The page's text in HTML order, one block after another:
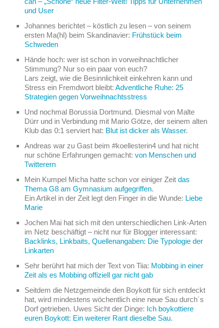
und User
Johannes berichtet – köstlich zu lesen – von seinem
ersten Ma(hl) beim Skandinavier: Frühstück beim
Schweden
Hände hoch: wer ist schon in vorweihnachtlicher
Stimmung? Nur so ein paar von euch?
Lars zeigt, wie die Besinnlichkeit einkehren kann und
Stress ein Fremdwort bleibt: Adventliche Ruhe: 25
Strategien gegen Vorweihnachtsstress
Und nochmal Borussia Dortmund. Diesmal von Malte
Dürr und in Verbindung mit Mario Götze, der seinem alten
Klub das 0:1 serviert hat: Blut ist dicker als Wasser.
Andreas war zu Gast beim #koellesterin4 und hat nicht
nur schöne Erfahrungen gemacht: von Menschen und
Twitterern
Mein Kumpel Micha hatte schon vor einiger Zeit das
Thema G8 am Gymnasium aufgegriffen.
Ein Artikel in der Zeit legt den Finger in die Wunde: Liebe
Marie
Jochen Mai hat sich mit den unterschiedlichen Link-Arten
im Netz beschäftigt – nicht nur für Blogger interessant:
Backlinks, Linkbaits, Quellenangaben: Die Typologie der
Linkarten
Sehr berührt hat mich der Text von Tiia: Mobbing in einer
Zeit als es Mobbing offiziell gar nicht gab
Seitdem die Netzgemeinde den Boykott für sich entdeckt
hat, wird mindestens wöchentlich eine neue Sau durch´s
Dorf getrieben. Uwes Sicht der Dinge: Ich boykottiere
euren Boykott: Ein weiterer Rant dieselbe Sau.